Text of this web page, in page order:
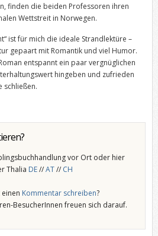
finden die beiden Professoren ihren
Wettstreit in Norwegen.
ist für mich die ideale Strandlektüre –
gepaart mit Romantik und viel Humor.
entspannt ein paar vergnüglichen
hingeben und zufrieden
schließen.
vor Ort oder hier
Thalia DE//AT// CH
Kommentar schreiben?
BesucherInnen freuen sich darauf.